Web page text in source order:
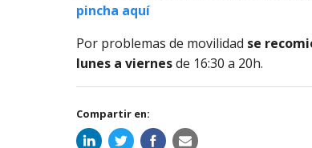
pincha aquí
Por problemas de movilidad se
lunes a viernesde 16:30 a 20h.
Compartir en: